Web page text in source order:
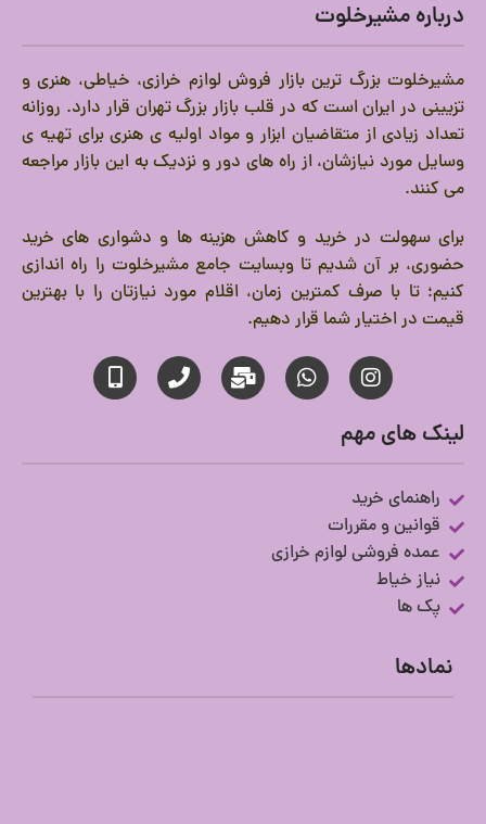
درباره مشیرخلوت
مشیرخلوت بزرگ ترین بازار فروش لوازم خرازی، خیاطی، هنری و
تزیینی در ایران است که در قلب بازار بزرگ تهران قرار دارد. روزانه
تعداد زیادی از متقاضیان ابزار و مواد اولیه ی هنری برای تهیه ی
وسایل مورد نیازشان، از راه های دور و نزدیک به این بازار مراجعه
می کنند.
برای سهولت در خرید و کاهش هزینه ها و دشواری های خرید
حضوری، بر آن شدیم تا وبسایت جامع مشیرخلوت را راه اندازی
کنیم؛ تا با صرف کمترین زمان، اقلام مورد نیازتان را با بهترین
قیمت در اختیار شما قرار دهیم.
لینک های مهم
راهنمای خرید
قوانین و مقررات
عمده فروشی لوازم خرازی
نیاز خیاط
پک ها
نمادها